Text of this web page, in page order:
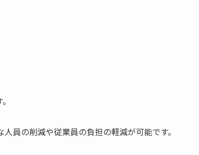
員の削減や従業員の負担の軽減が可能です。